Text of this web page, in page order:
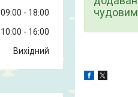
09:00
18:00
10:00
16:00
Вихідний